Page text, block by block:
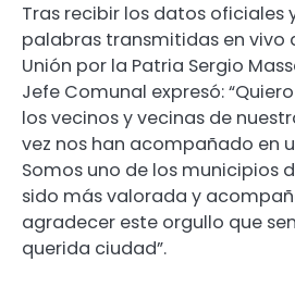
Tras recibir los datos oficiales
palabras transmitidas en vivo
Unión por la Patria Sergio
Jefe Comunal expresó:
los vecinos y vecinas de
vez nos han acompañado en
Somos uno de los municipios
sido más valorada y
agradecer este orgullo que
querida ciudad”.